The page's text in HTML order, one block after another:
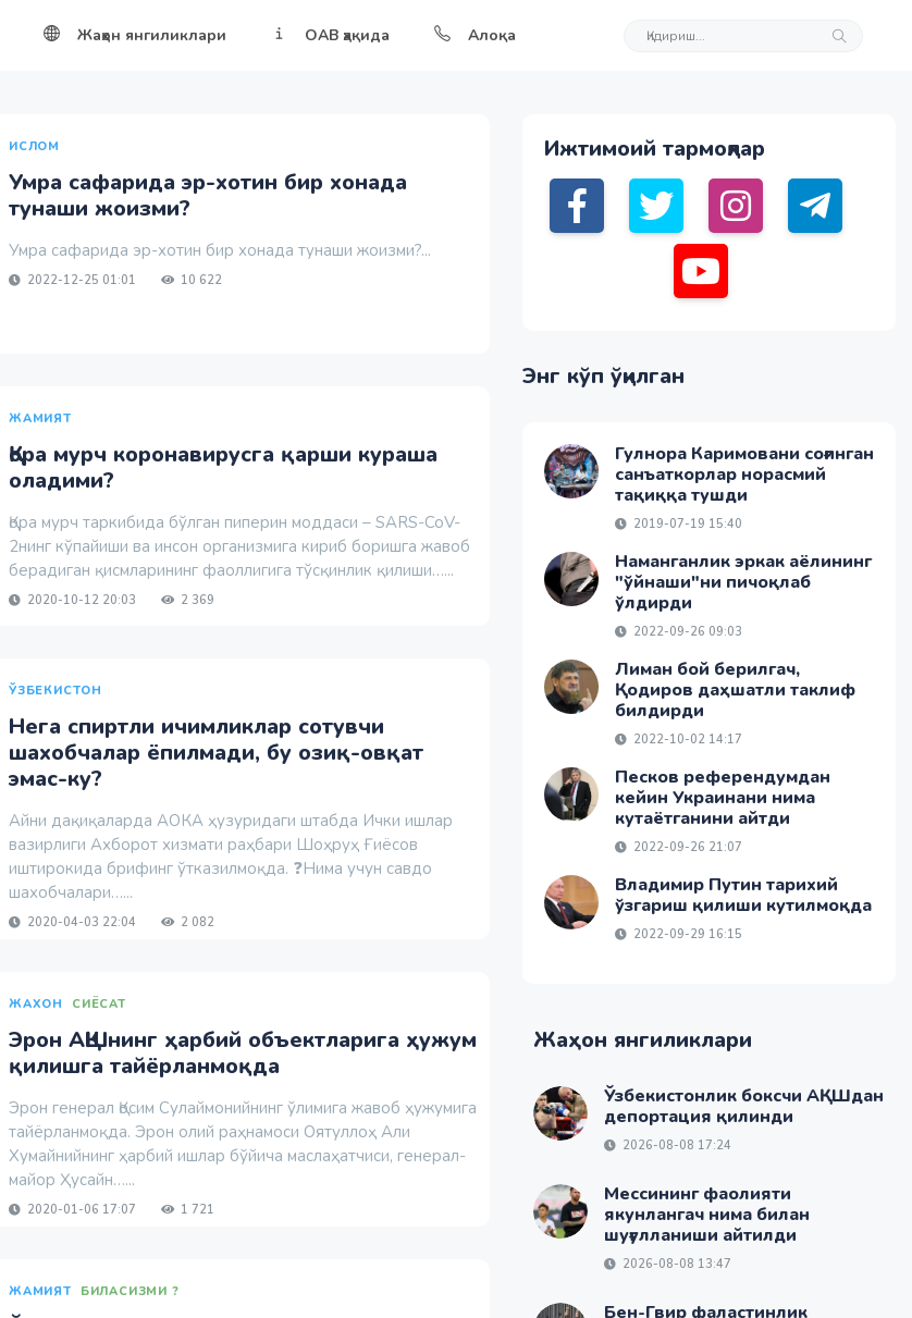
Жаҳон янгиликлари ОАВ ҳақида Алоқа
ИСЛОМ
Умра сафарида эр-хотин бир хонада
тунаши жоизми?
Умра сафарида эр-хотин бир хонада тунаши жоизми?...
2022-12-25 01:01 10 622
ЖАМИЯТ
Қора мурч коронавирусга қарши кураша
оладими?
Қора мурч таркибида бўлган пиперин моддаси – SARS-CoV-
2нинг кўпайиши ва инсон организмига кириб боришга жавоб
берадиган қисмларининг фаоллигига тўсқинлик қилиши…...
2020-10-12 20:03 2 369
ЎЗБЕКИСТОН
Нега спиртли ичимликлар сотувчи
шахобчалар ёпилмади, бу озиқ-овқат
эмас-ку?
Айни дақиқаларда АОКА ҳузуридаги штабда Ички ишлар
вазирлиги Ахборот хизмати раҳбари Шоҳруҳ Ғиёсов
иштирокида брифинг ўтказилмоқда. ❓Нима учун савдо
шахобчалари…...
2020-04-03 22:04 2 082
ЖАХОН СИЁСАТ
Эрон АҚШнинг ҳарбий объектларига ҳужум
қилишга тайёрланмоқда
Эрон генерал Қосим Сулаймонийнинг ўлимига жавоб ҳужумига
тайёрланмоқда. Эрон олий раҳнамоси Оятуллоҳ Али
Хумайнийнинг ҳарбий ишлар бўйича маслаҳатчиси, генерал-
майор Ҳусайн…...
2020-01-06 17:07 1 721
ЖАМИЯТ БИЛАСИЗМИ ?
Ижтимоий тармоқлар
Энг кўп ўқилган
Гулнора Каримовани соғинган
санъаткорлар норасмий
тақиққа тушди
2019-07-19 15:40
Наманганлик эркак аёлининг
"ўйнаши"ни пичоқлаб
ўлдирди
2022-09-26 09:03
Лиман бой берилгач,
Қодиров даҳшатли таклиф
билдирди
2022-10-02 14:17
Песков референдумдан
кейин Украинани нима
кутаётганини айтди
2022-09-26 21:07
Владимир Путин тарихий
ўзгариш қилиши кутилмоқда
2022-09-29 16:15
Жаҳон янгиликлари
Ўзбекистонлик боксчи АҚШдан
депортация қилинди
2026-08-08 17:24
Мессининг фаолияти
якунлангач нима билан
шуғулланиши айтилди
2026-08-08 13:47
Бен-Гвир фаластинлик